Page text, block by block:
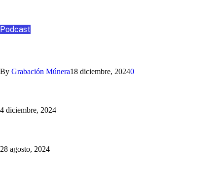
Podcast
By Grabación Múnera18 diciembre, 20240
4 diciembre, 2024
28 agosto, 2024